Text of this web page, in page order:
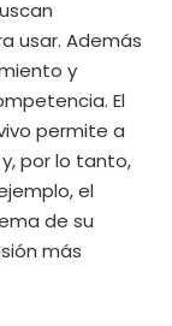
usar. Además
y
El
permite a
por lo tanto,
el
de su
más